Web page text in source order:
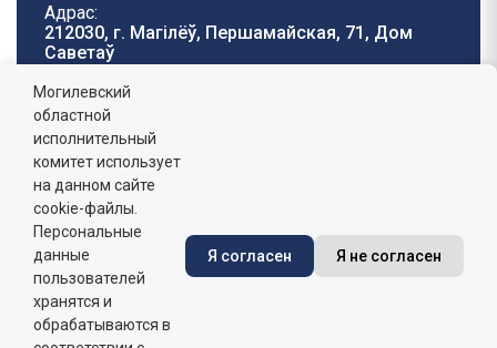
Адрас:
212030, г. Магілёў, Першамайская, 71, Дом
Саветаў
Тэлефон гарачай
лініі:
8 (0222) 71-32-55
Графік работы:
пн-пт: 8.00 - 17.00, сб-н: выхадны,
абедзенны перапынак: 13:00 - 14:00
Сайт зарэгістраваны ў Дзяржаўным рэгістры
інфармацыйных рэсурсаў Рэспублікі Беларусь. №
Могилевский
областной
исполнительный
комитет использует
на данном сайте
cookie-файлы.
Персональные
данные
пользователей
хранятся и
обрабатываются в
Я согласен Я не согласен